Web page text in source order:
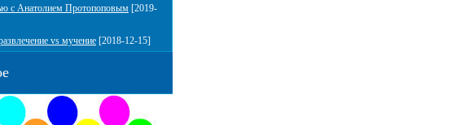
с Анатолием Протопоповым [2019-
vs мучение [2018-12-15]